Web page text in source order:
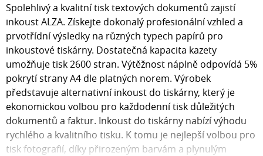
Spolehlivý a kvalitní tisk textových dokumentů zajistí
inkoust ALZA. Získejte dokonalý profesionální vzhled a
prvotřídní výsledky na různých typech papírů pro
inkoustové tiskárny. Dostatečná kapacita kazety
umožňuje tisk 2600 stran. Výtěžnost náplně odpovídá 5%
pokrytí strany A4 dle platných norem. Výrobek
představuje alternativní inkoust do tiskárny, který je
ekonomickou volbou pro každodenní tisk důležitých
dokumentů a faktur. Inkoust do tiskárny nabízí výhodu
rychlého a kvalitního tisku. K tomu je nejlepší volbou pro
tisk fotografií, díky přirozeným barvám a plynulým